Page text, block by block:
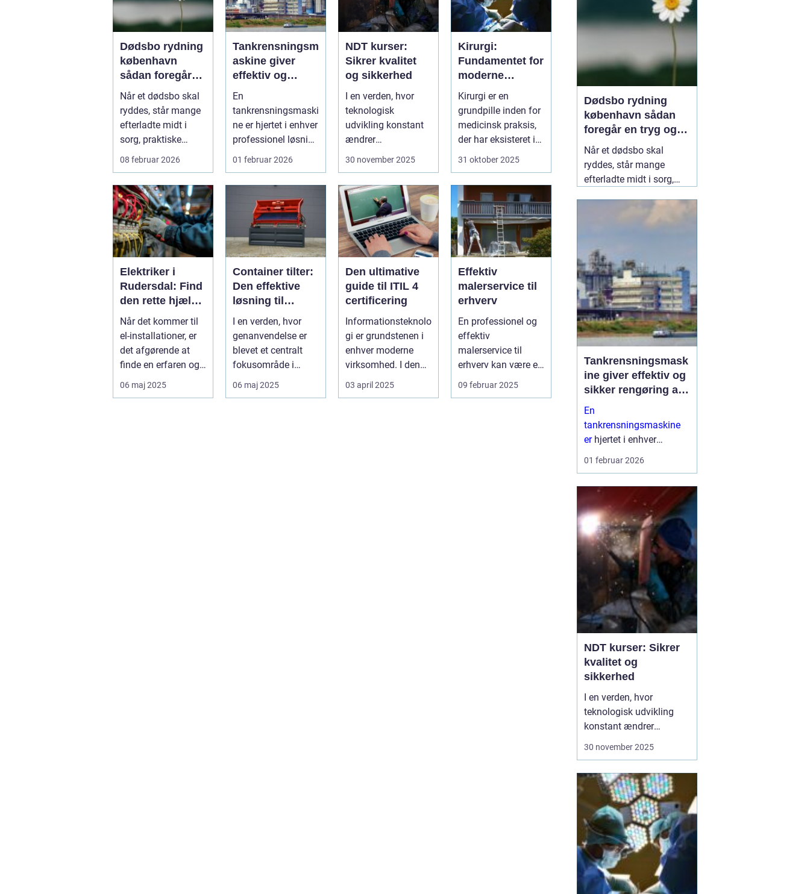
Dødsbo rydning
københavn
sådan foregår
en tryg og
respektfuld
rydning
Når et dødsbo skal
ryddes, står mange
efterladte midt i
sorg, praktiske
opgaver og ofte
08 februar 2026
Tankrensningsm
askine giver
effektiv og
sikker rengøring
af tanke
En
tankrensningsmaski
ne er hjertet i enhver
professionel løsning
til rengøring af
01 februar 2026
NDT kurser:
Sikrer kvalitet
og sikkerhed
I en verden, hvor
teknologisk
udvikling konstant
ændrer
industristandarder,
30 november 2025
Kirurgi:
Fundamentet for
moderne
medicin
Kirurgi er en
grundpille inden for
medicinsk praksis,
der har eksisteret i
århundreder. Med
31 oktober 2025
Elektriker i
Rudersdal: Find
den rette hjælp
til dine el-
installationer
Når det kommer til
el-installationer, er
det afgørende at
finde en erfaren og
06 maj 2025
Container tilter:
Den effektive
løsning til
moderne
genanvendelses
industri
I en verden, hvor
genanvendelse er
blevet et centralt
fokusområde i
industri og
samfund, er de...
06 maj 2025
Den ultimative
guide til ITIL 4
certificering
Informationsteknolo
gi er grundstenen i
enhver moderne
virksomhed. I denne
digitale tidsalder
st&arin...
03 april 2025
Effektiv
malerservice til
erhverv
En professionel og
effektiv
malerservice til
erhverv kan være en
afgørende faktor for
09 februar 2025
Dødsbo rydning
københavn sådan
foregår en tryg og
respektfuld rydning
Når et dødsbo skal
ryddes, står mange
efterladte midt i sorg,
ofte også tidspres. I en
by som København, hvor
deadlines til overtagelse
eller salg hurtigt nærmer
sig, kan en professionel
hjælp08 februar 2026
Tankrensningsmask
ine giver effektiv og
sikker rengøring af
tanke
En
tankrensningsmaskine
erhjertet i enhver
professionel løsning til
fødevareproduktion,
pharma og marine. Når
tanke ikke bliver gjort
ordentli...
01 februar 2026
NDT kurser: Sikrer
kvalitet og
sikkerhed
I en verden, hvor
teknologisk udvikling
konstant ændrer
industristandarder, bliver
Ikke-destruktiv testning,
eller NDT, er en metode,
der anvendes til at
evaluere egenskaberne
ved et materiale, ...
30 november 2025